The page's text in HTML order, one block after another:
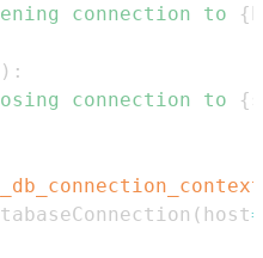
connection to {
) :
connection to {
( host=